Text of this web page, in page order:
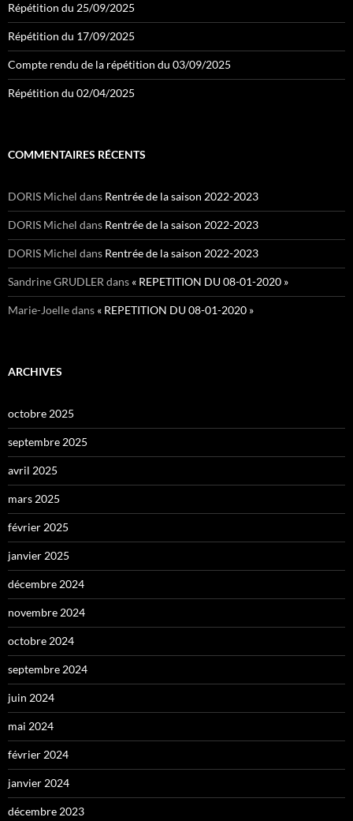
Répétition du 25/09/2025
Répétition du 17/09/2025
Compte rendu de la répétition du 03/09/2025
Répétition du 02/04/2025
COMMENTAIRES RÉCENTS
DORIS Michel dans Rentrée de la saison 2022-2023
DORIS Michel dans Rentrée de la saison 2022-2023
DORIS Michel dans Rentrée de la saison 2022-2023
Sandrine GRUDLER dans « REPETITION DU 08-01-2020 »
Marie-Joelledans « REPETITION DU 08-01-2020 »
ARCHIVES
octobre 2025
septembre 2025
avril 2025
mars 2025
février 2025
janvier 2025
décembre 2024
novembre 2024
octobre 2024
septembre 2024
juin 2024
mai 2024
février 2024
janvier 2024
décembre 2023